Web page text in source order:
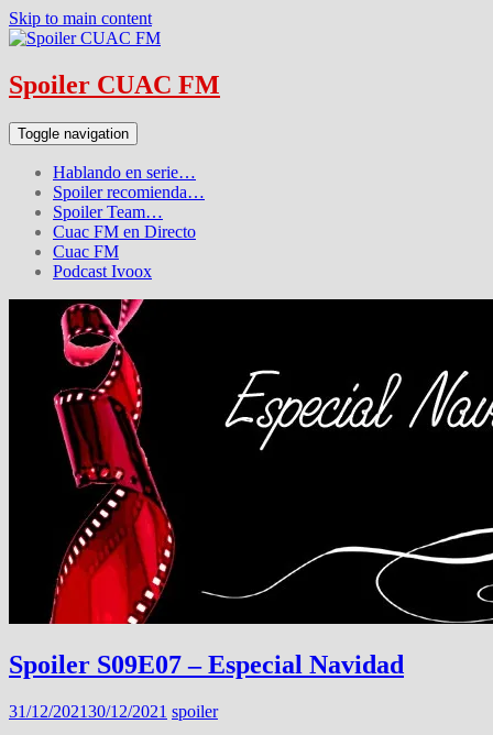
Skip to main content
Spoiler CUAC FM
Toggle navigation
Hablando en serie…
Spoiler recomienda…
Spoiler Team…
Cuac FM en Directo
Cuac FM
Podcast Ivoox
Spoiler S09E07 – Especial Navidad
31/12/202130/12/2021 spoiler